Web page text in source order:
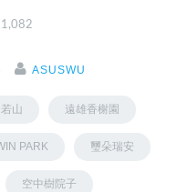
ASUSWU
若山 遠雄香榭園
PARK 璽朵瑞安
空中樹院子